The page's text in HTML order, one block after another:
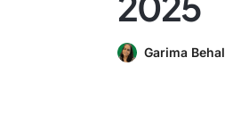
Garima Behal